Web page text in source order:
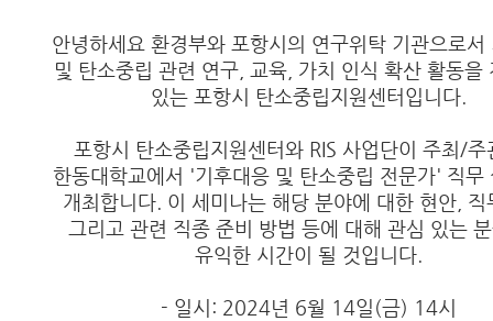
안녕하세요 환경부와 포항시의 연구위탁 기관으로서
및 탄소중립 관련 연구, 교육, 가치 인식 확산 활동을
있는 포항시 탄소중립지원센터입니다.
포항시 탄소중립지원센터와 RIS 사업단이 주최/주
한동대학교에서 '기후대응 및 탄소중립 전문가' 직무
개최합니다. 이 세미나는 해당 분야에 대한 현안, 직
그리고 관련 직종 준비 방법 등에 대해 관심 있는
유익한 시간이 될 것입니다.
- 일시: 2024년 6월 14일(금) 14시